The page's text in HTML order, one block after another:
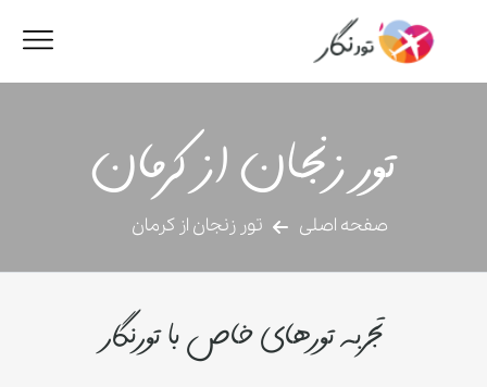
تور زنجان از کرمان
صفحه اصلی تور زنجان از کرمان
تجربه تورهای خاص با تورنگار